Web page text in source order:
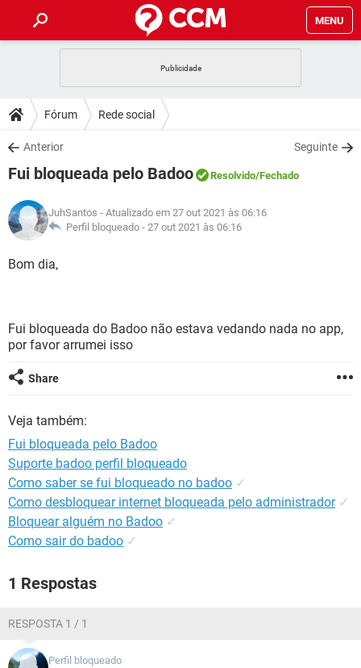
MENU
CELULAR
OUTLOOK
INSTAGRAM GMAIL
GUIA DE COMPRAS
DICAS
JOGOS
INSTAGRAM GMAIL
GUIA DE COMPRAS
DOWNLOADS
JOGOS WHATSAPP
CELULAR
OUTLOOK EXCEL
INSTAGRAM
JOGOS WHATSAPP
CELULAR
OUTLOOK
GUIA DE COMPRAS
GLOSSÁRIO
JOGOS
INSTAGRAM
GUIA DE COMPRAS
Fórum Rede social
Anterior Seguinte
Fui bloqueada pelo Badoo Resolvido/Fechado
JuhSantos - Atualizado em 27 out 2021 às 06:16
Perfil bloqueado - 27 out 2021 às 06:16
Bom dia,
Fui bloqueada do Badoo não estava vedando nada no app,
por favor arrumei isso
Share
Veja também:
Fui bloqueada pelo Badoo
Suporte badoo perfil bloqueado
Como saber se fui bloqueado no badoo ✓
Como desbloquear internet bloqueada pelo administrador ✓
Bloquear alguém no Badoo ✓
Como sair do badoo ✓
1 Respostas
RESPOSTA 1 / 1
Perfil bloqueado